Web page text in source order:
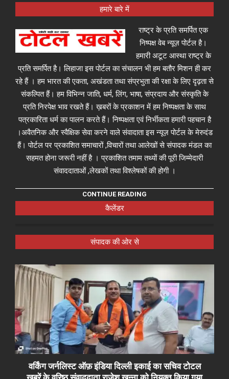
हमारे बारे में
राष्ट्र के प्रति समर्पित एक
निष्पक्ष वेब न्यूज़ पोर्टल है।
हमारी अटूट आस्था राष्ट्र के
प्रति समर्पित है। लिहाजा इस पोर्टल का संचालन भी हम बतौर मिशन ही कर
रहे हैं । हम भारत की एकता, अखंडता तथा संप्रभुता की रक्षा के लिए दृढ़ता से
संकल्पित हैं। हम विभिन्न जाति, धर्म, लिंग, भाषा, संप्रदाय और संस्कृति के
प्रति निरपेक्ष भाव रखते हैं। ख़बरों के प्रकाशन में हम निष्पक्षता के साथ
पत्रकारिता धर्म का पालन करते हैं। निष्पक्षता एवं निर्भीकता हमारी पहचान है
।अवैतनिक और स्वैक्षिक सेवा करने वाले संवादाता इस न्यूज़ पोर्टल के मेरुदंड
हैं। पोर्टल पर प्रकाशित समाचारों ,विचारों तथा आलेखों से संपादक मंडल का
सहमत होना जरूरी नहीं है । प्रकाशित तमाम तथ्यों की पूरी जिम्मेदारी
संवाददाताओं ,लेखकों तथा विश्लेषकों की होगी ।
CONTINUE READING
कैलेंडर
संपादक की ओर से
वर्किंग जर्नलिस्ट ऑफ़ इंडिया दिल्ली इकाई का सचिव टोटल